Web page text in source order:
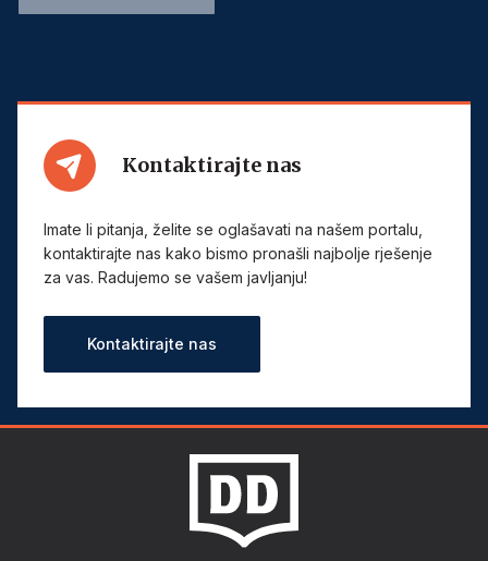
Kontaktirajte nas
Imate li pitanja, želite se oglašavati na našem portalu,
kontaktirajte nas kako bismo pronašli najbolje rješenje
za vas. Radujemo se vašem javljanju!
Kontaktirajte nas